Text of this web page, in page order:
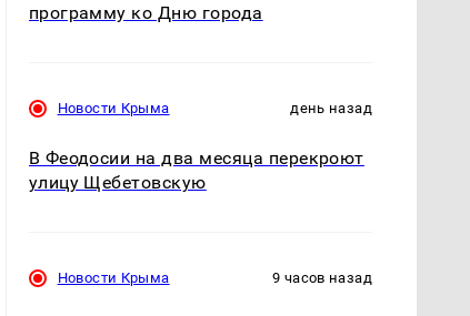
программу ко Дню города
Новости Крыма день назад
В Феодосии на два месяца перекроют
улицу Щебетовскую
Новости Крыма 9 часов назад